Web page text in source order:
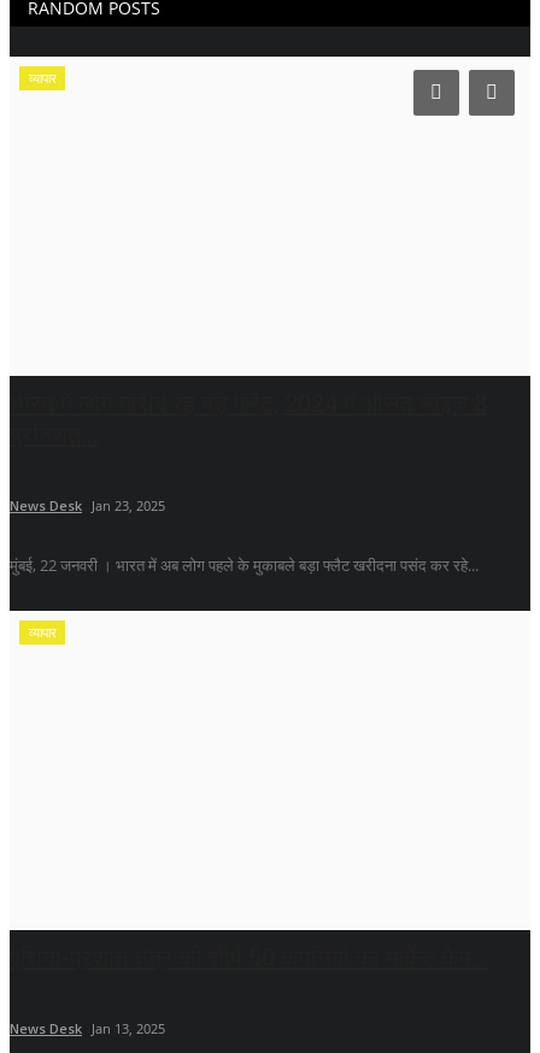
RANDOM POSTS
व्यापार
News Desk Jan 23, 2025
मुंबई, 22 जनवरी । भारत में अब लोग पहले के मुकाबले बड़ा फ्लैट खरीदना पसंद कर रहे...
व्यापार
News Desk Jan 13, 2025